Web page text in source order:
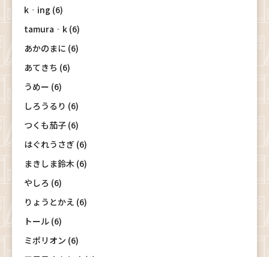
k‐ing (6)
tamura‐k (6)
あかのまに (6)
あてきち (6)
うめー (6)
しろうるり (6)
つくも茄子 (6)
はぐれうさぎ (6)
まきしま鈴木 (6)
やしろ (6)
りょうとかえ (6)
トール (6)
ミポリオン (6)